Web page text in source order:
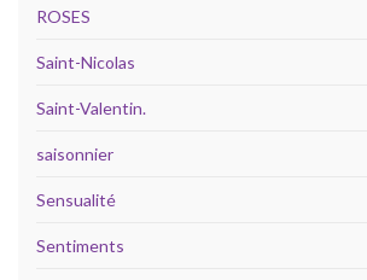
ROSES
Saint-Nicolas
Saint-Valentin.
saisonnier
Sensualité
Sentiments